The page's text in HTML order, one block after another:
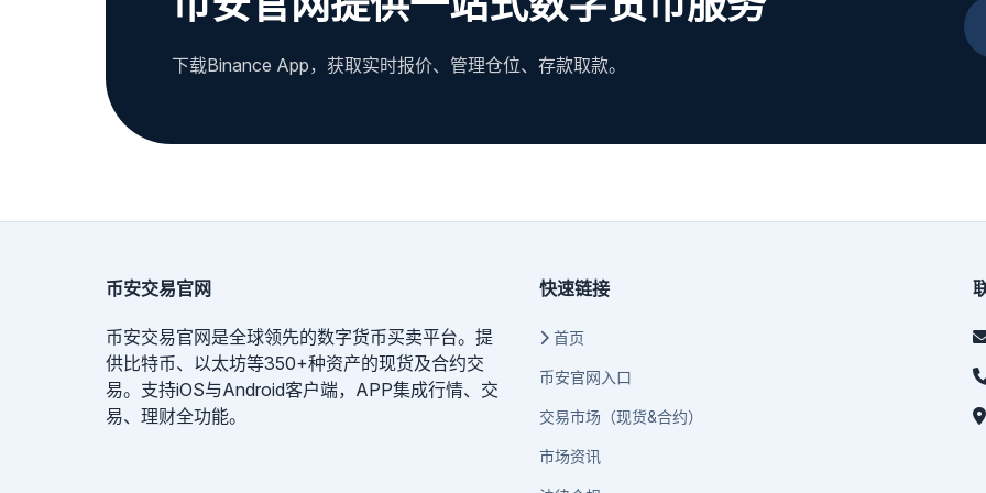
下载Binance App，获取实时报价、管理仓位、存款取款。
币安交易官网
币安交易官网是全球领先的数字货币买卖平台。提
供比特币、以太坊等350+种资产的现货及合约交
易。支持iOS与Android客户端，APP集成行情、交
易、理财全功能。
快速链接
首页
币安官网入口
交易市场（现货&合约）
市场资讯